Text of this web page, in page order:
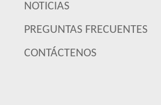
NOTICIAS
PREGUNTAS FRECUENTES
CONTÁCTENOS